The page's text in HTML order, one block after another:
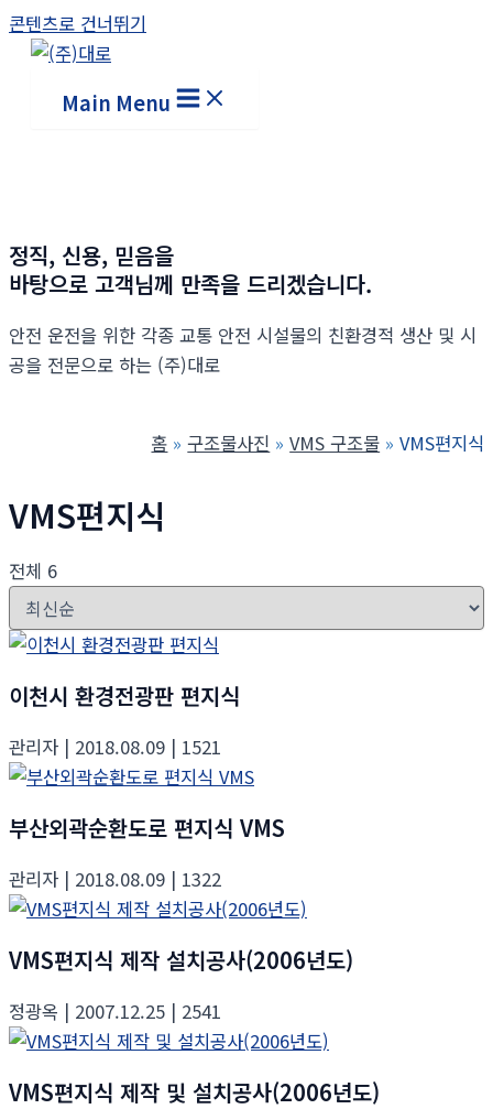
콘텐츠로 건너뛰기
Main Menu
정직, 신용, 믿음을
바탕으로 고객님께 만족을 드리겠습니다.
안전 운전을 위한 각종 교통 안전 시설물의 친환경적 생산 및 시
공을 전문으로 하는 (주)대로
홈 구조물사진 VMS 구조물 VMS편지식
VMS편지식
전체 6
이천시 환경전광판 편지식
관리자 | 2018.08.09 | 1521
부산외곽순환도로 편지식 VMS
관리자 | 2018.08.09 | 1322
VMS편지식 제작 설치공사(2006년도)
정광옥 | 2007.12.25 | 2541
VMS편지식 제작 및 설치공사(2006년도)